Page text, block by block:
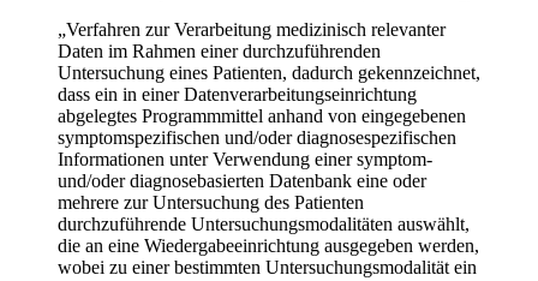
„Verfahren zur Verarbeitung medizinisch relevanter
Daten im Rahmen einer durchzuführenden
Untersuchung eines Patienten, dadurch gekennzeichnet,
dass ein in einer Datenverarbeitungseinrichtung
abgelegtes Programmmittel anhand von eingegebenen
symptomspezifischen und/oder diagnosespezifischen
Informationen unter Verwendung einer symptom-
und/oder diagnosebasierten Datenbank eine oder
mehrere zur Untersuchung des Patienten
durchzuführende Untersuchungsmodalitäten auswählt,
die an eine Wiedergabeeinrichtung ausgegeben werden,
wobei zu einer bestimmten Untersuchungsmodalität ein